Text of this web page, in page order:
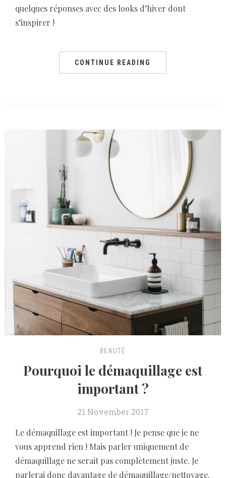
quelques réponses avec des looks d’hiver dont
s’inspirer !
CONTINUE READING
BEAUTÉ
Pourquoi le démaquillage est
important ?
21 November 2017
Le démaquillage est important ! Je pense que je ne
vous apprend rien ! Mais parler uniquement de
démaquillage ne serait pas complètement juste. Je
parlerai donc davantage de démaquillage/nettoyage.